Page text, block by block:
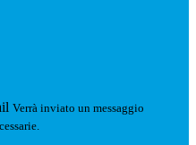
Verrà inviato un messaggio